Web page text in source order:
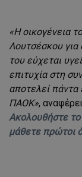
«Η οικογένεια
Λουτσέσκου
του εύχεται
επιτυχία στη
αποτελεί πάντα
ΠΑΟΚ»,
Ακολουθήστε το
μάθετε πρώτοι